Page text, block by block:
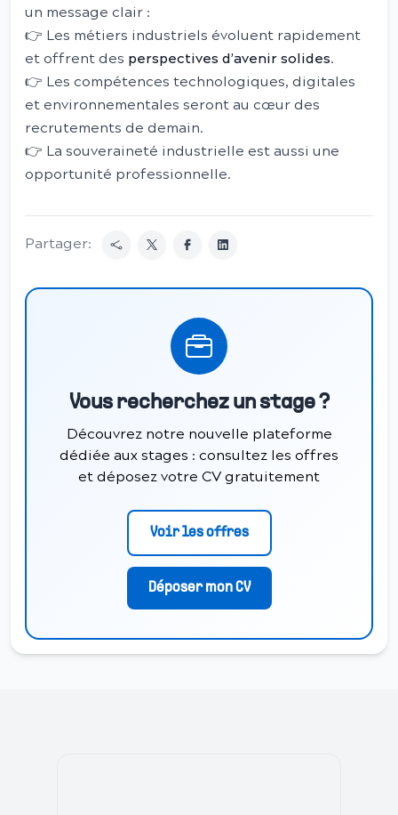
un message clair :
👉 Les métiers industriels évoluent rapidement
et offrent des perspectives d’avenir solides.
👉 Les compétences technologiques, digitales
et environnementales seront au cœur des
recrutements de demain.
👉 La souveraineté industrielle est aussi une
opportunité professionnelle.
Partager:
Vous recherchez un stage ?
Découvrez notre nouvelle plateforme
dédiée aux stages : consultez les offres
et déposez votre CV gratuitement
Voir les offres
Déposer mon CV